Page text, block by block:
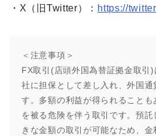
・X（旧Twitter）： https://
＜注意事項＞
FX取引(店頭外国為替証拠金取引
社に担保として差し入れ、外国
す。多額の利益が得られること
を被る危険を伴う取引です。預
きな金額の取引が可能なため、